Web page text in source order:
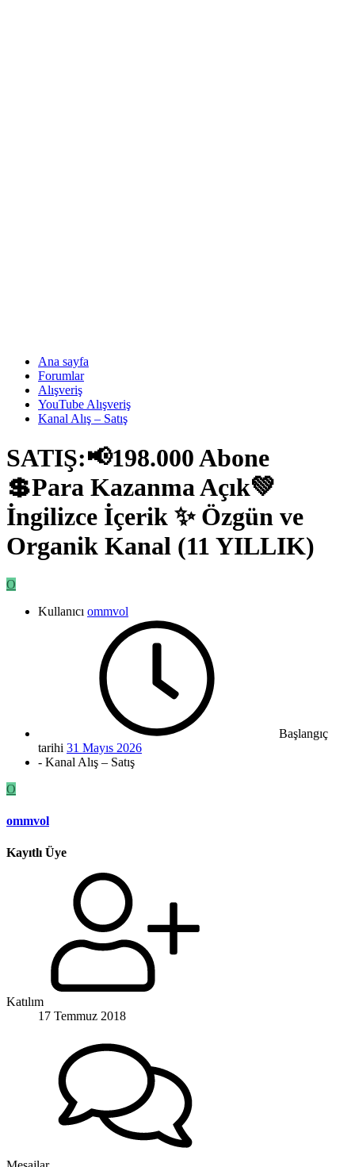
Ana sayfa
Forumlar
Alışveriş
YouTube Alışveriş
Kanal Alış – Satış
SATIŞ:📢198.000 Abone
💲Para Kazanma Açık💚
İngilizce İçerik ✨ Özgün ve
Organik Kanal (11 YILLIK)
O
Kullanıcı ommvol
Başlangıç
tarihi 31 Mayıs 2026
- Kanal Alış – Satış
O
ommvol
Kayıtlı Üye
Katılım
17 Temmuz 2018